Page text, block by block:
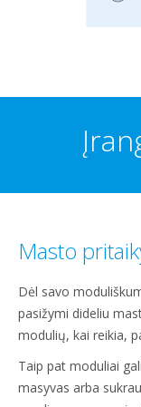
Masto
Dėl savo
pasižymi dideliu
modulių, kai reikia,
Taip pat moduliai
masyvas arba